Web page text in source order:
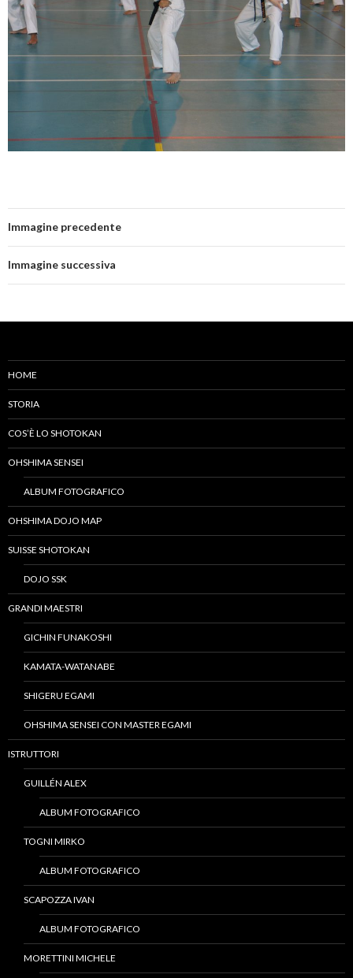
Immagine precedente
Immagine successiva
HOME
STORIA
COS’È LO SHOTOKAN
OHSHIMA SENSEI
ALBUM FOTOGRAFICO
OHSHIMA DOJO MAP
SUISSE SHOTOKAN
DOJO SSK
GRANDI MAESTRI
GICHIN FUNAKOSHI
KAMATA-WATANABE
SHIGERU EGAMI
OHSHIMA SENSEI CON MASTER EGAMI
ISTRUTTORI
GUILLÉN ALEX
ALBUM FOTOGRAFICO
TOGNI MIRKO
ALBUM FOTOGRAFICO
SCAPOZZA IVAN
ALBUM FOTOGRAFICO
MORETTINI MICHELE